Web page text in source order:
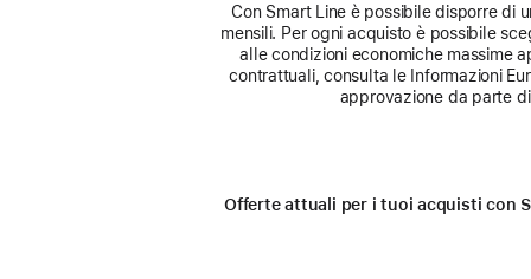
Con Smart Line è possibile disporre di
mensili. Per ogni acquisto è possibile
alle condizioni economiche massime
contrattuali, consulta le Informazioni
approvazione da parte
Offerte attuali per i tuoi acquisti con